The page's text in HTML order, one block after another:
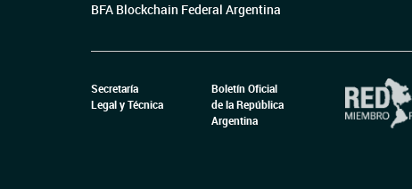
BFA Blockchain Federal Argentina
Secretaría
Legal y Técnica
Boletín Oficial
de la República
Argentina